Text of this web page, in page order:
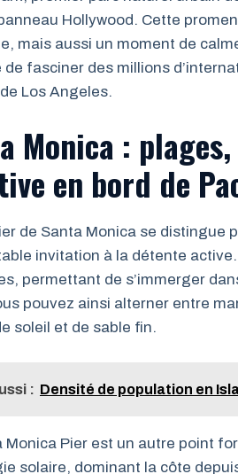
Hollywood. Cette
mais aussi un moment de
de fasciner des millions
Los Angeles.
Monica :
en bord de
de Santa Monica se distingue
invitation à la détente
permettant de s’immerger
pouvez ainsi alterner entre
soleil et de sable fin.
: Densité de population en
Monica Pier est un autre point
solaire, dominant la côte